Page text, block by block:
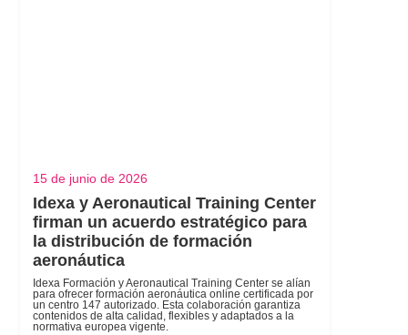
15 de junio de 2026
Idexa y Aeronautical Training Center
firman un acuerdo estratégico para
la distribución de formación
aeronáutica
Idexa Formación y Aeronautical Training Center se alían
para ofrecer formación aeronáutica online certificada por
un centro 147 autorizado. Esta colaboración garantiza
contenidos de alta calidad, flexibles y adaptados a la
normativa europea vigente.